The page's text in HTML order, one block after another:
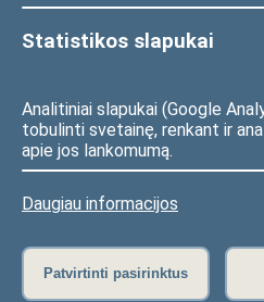
Statistikos slapukai
Analitiniai slapukai (Google
tobulinti svetainę, renkant ir
apie jos lankomumą.
Daugiau informacijos
Patvirtinti pasirinktus
Pradžia>Seimo
2023 m.
2023 m.
2023 m.
2023 m.